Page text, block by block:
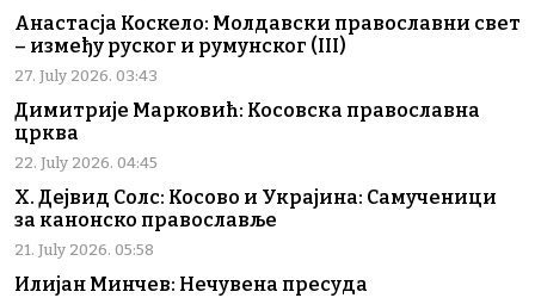
Анастасја Коскело: Молдавски православни свет
– између руског и румунског (III)
27. July 2026. 03:43
Димитрије Марковић: Косовска православна
црква
22. July 2026. 04:45
Х. Дејвид Солс: Косово и Украјина: Самученици
за канонско православље
21. July 2026. 05:58
Илијан Минчев: Нечувена пресуда